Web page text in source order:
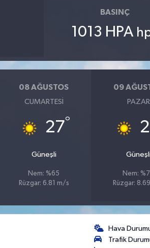
BASINÇ
1013 HPA
08 AĞUSTOS
CUMARTESI
27°
Güneşli
Nem: %65
Rüzgar: 6.81 m/s
09
PAZAR
Nem:
Rüzgar:
Hava
Trafik